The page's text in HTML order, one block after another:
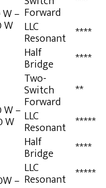
–
W
Forward
LLC
Resonant ****
Half
Bridge ****
W –
W
Two-
Switch
Forward
**
LLC
Resonant *****
Half
Bridge ****
–
LLC
Resonant *****